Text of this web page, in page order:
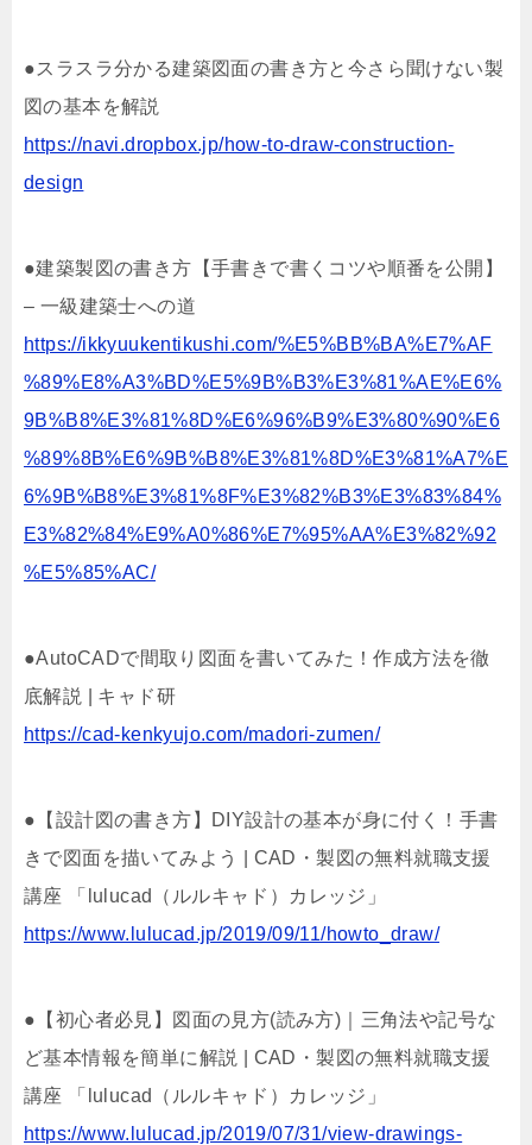
●スラスラ分かる建築図面の書き方と今さら聞けない製
図の基本を解説
https://navi.dropbox.jp/how-to-draw-construction-
design
●建築製図の書き方【手書きで書くコツや順番を公開】
– 一級建築士への道
https://ikkyuukentikushi.com/%E5%BB%BA%E7%AF
%89%E8%A3%BD%E5%9B%B3%E3%81%AE%E6%
9B%B8%E3%81%8D%E6%96%B9%E3%80%90%E6
%89%8B%E6%9B%B8%E3%81%8D%E3%81%A7%E
6%9B%B8%E3%81%8F%E3%82%B3%E3%83%84%
E3%82%84%E9%A0%86%E7%95%AA%E3%82%92
%E5%85%AC/
●AutoCADで間取り図面を書いてみた！作成方法を徹
底解説 | キャド研
https://cad-kenkyujo.com/madori-zumen/
●【設計図の書き方】DIY設計の基本が身に付く！手書
きで図面を描いてみよう | CAD・製図の無料就職支援
講座 「lulucad（ルルキャド）カレッジ」
https://www.lulucad.jp/2019/09/11/howto_draw/
●【初心者必見】図面の見方(読み方)｜三角法や記号な
ど基本情報を簡単に解説 | CAD・製図の無料就職支援
講座 「lulucad（ルルキャド）カレッジ」
https://www.lulucad.jp/2019/07/31/view-drawings-